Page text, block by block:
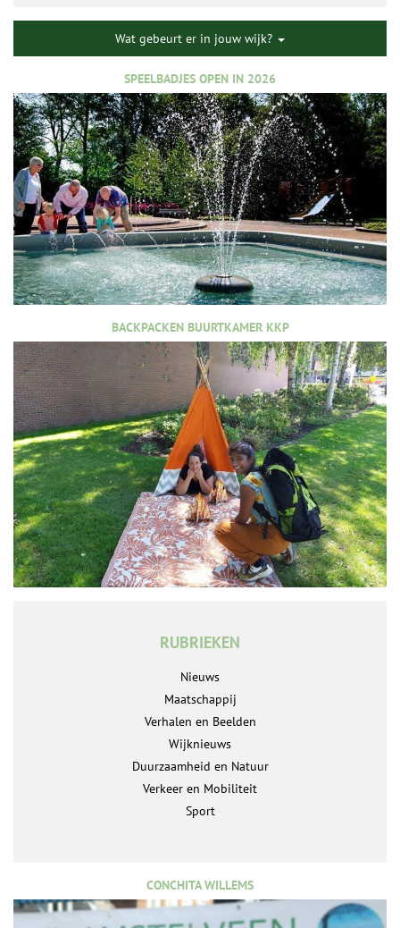
Wat gebeurt er in jouw wijk?
SPEELBADJES OPEN IN 2026
BACKPACKEN BUURTKAMER KKP
RUBRIEKEN
Nieuws
Maatschappij
Verhalen en Beelden
Wijknieuws
Duurzaamheid en Natuur
Verkeer en Mobiliteit
Sport
CONCHITA WILLEMS